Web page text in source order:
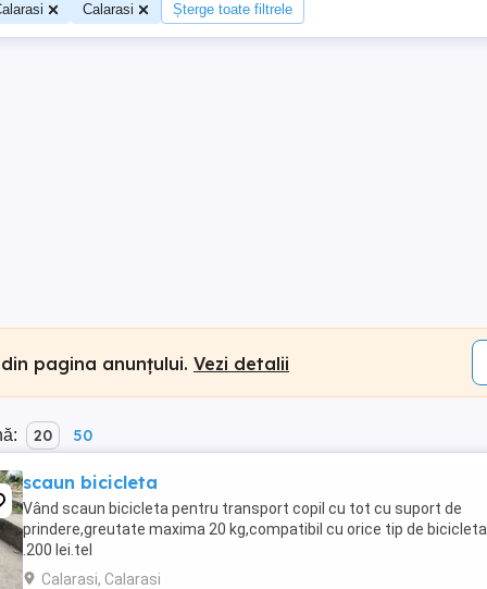
Calarasi Șterge toate filtrele
pagina anunțului. Vezi detalii
20 50
scaun bicicleta
Vând scaun bicicleta pentru transport copil cu tot cu suport de
prindere,greutate maxima 20 kg,compatibil cu orice tip de bicicleta
.200 lei.tel
Calarasi, Calarasi